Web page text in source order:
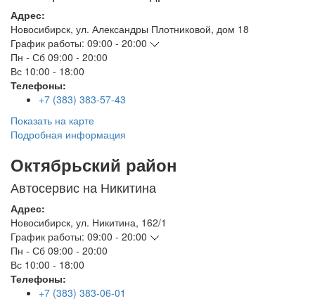
Адрес:
Новосибирск, ул. Александры Плотниковой, дом 18
График работы: 09:00 - 20:00
Пн - Сб 09:00 - 20:00
Вс 10:00 - 18:00
Телефоны:
+7 (383) 383-57-43
Показать на карте
Подробная информация
Октябрьский район
Автосервис на Никитина
Адрес:
Новосибирск, ул. Никитина, 162/1
График работы: 09:00 - 20:00
Пн - Сб 09:00 - 20:00
Вс 10:00 - 18:00
Телефоны:
+7 (383) 383-06-01